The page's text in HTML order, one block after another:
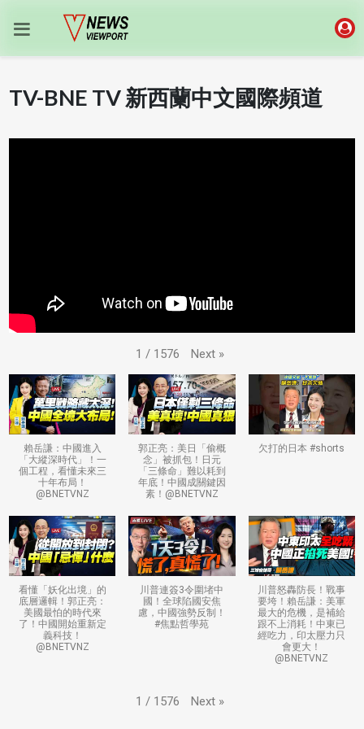
TV-BNE TV 新西蘭中文國際頻道
1 / 1576 Next »
賴岳謙：中國進入
「大縱深時代」！一
個工程，看懂未來三
十年布局！
@BNETVNZ
郭正亮：美日「偷概
念」被抓包！日元
「三條命」難以耗到
年底！中國成關鍵因
素！@BNETVNZ
欠打的日本 #shorts
看懂「妖化出境」的
底層邏輯！郭正亮：
美國最怕的時代來
了！中國開始重新定
義科技！
@BNETVNZ
川普連簽3令圍堵中
國！全球陷國安焦
慮，中國強勢反制！
#焦點哲學苑
川普怒轟防長！戰事
要垮！賴岳謙：美軍
最大的危機，是補給
跟不上消耗！中東已
經吃力，印太壓力只
會更大！
@BNETVNZ
1 / 1576 Next »